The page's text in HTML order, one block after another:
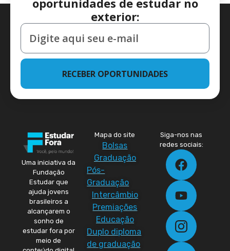
oportunidades de estudar no
exterior:
RECEBER OPORTUNIDADES
Uma iniciativa da
Fundação
Estudar que
ajuda jovens
brasileiros a
alcançarem o
sonho de
estudar fora por
meio de
Mapa do site
Bolsas
Graduação
Pós-
Graduação
Intercâmbio
Premiações
Educação
Duplo diploma
de graduação
Siga-nos nas
redes sociais: